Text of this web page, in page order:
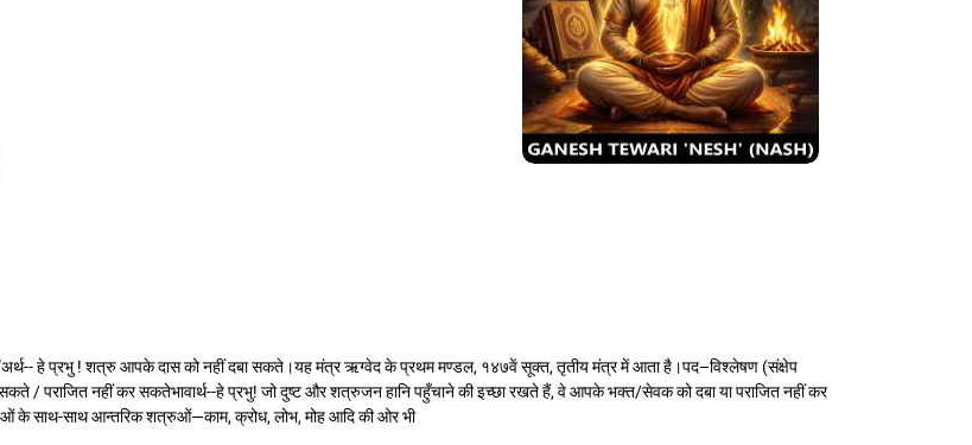
हे प्रभु ! शत्रु आपके दास को नहीं दबा सकते।यह मंत्र ऋग्वेद के प्रथम मण्डल, १४७वें सूक्त, तृतीय मंत्र में आता है।पद–विश्लेषण (संक्षेप
/ पराजित नहीं कर सकतेभावार्थ--हे प्रभु! जो दुष्ट और शत्रुजन हानि पहुँचाने की इच्छा रखते हैं, वे आपके भक्त/सेवक को दबा या पराजित नहीं कर
के साथ-साथ आन्तरिक शत्रुओं—काम, क्रोध, लोभ, मोह आदि की ओर भी